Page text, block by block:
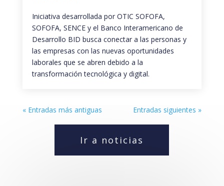
Iniciativa desarrollada por OTIC SOFOFA,
SOFOFA, SENCE y el Banco Interamericano de
Desarrollo BID busca conectar a las personas y
las empresas con las nuevas oportunidades
laborales que se abren debido a la
transformación tecnológica y digital.
« Entradas más antiguas Entradas siguientes »
Ir a noticias